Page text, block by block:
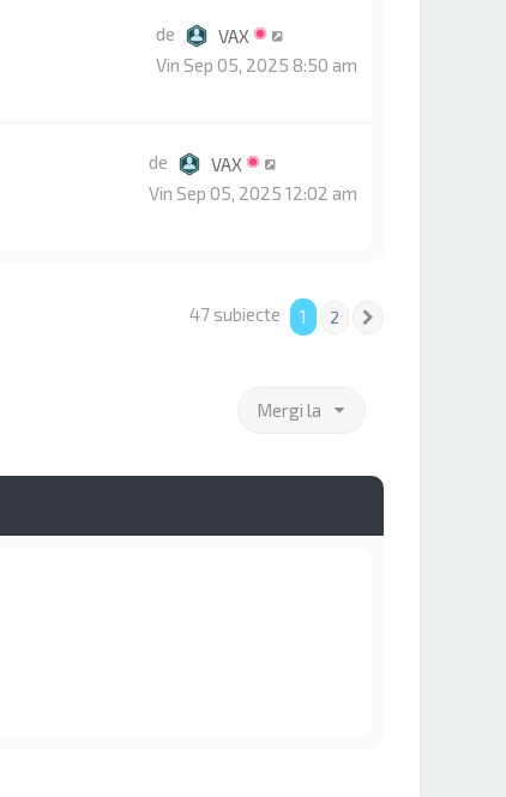
de
VAX
Vin Sep 05, 2025 8:50 am
de
VAX
Vin Sep 05, 2025 12:02 am
47 subiecte 1 2
Mergi la